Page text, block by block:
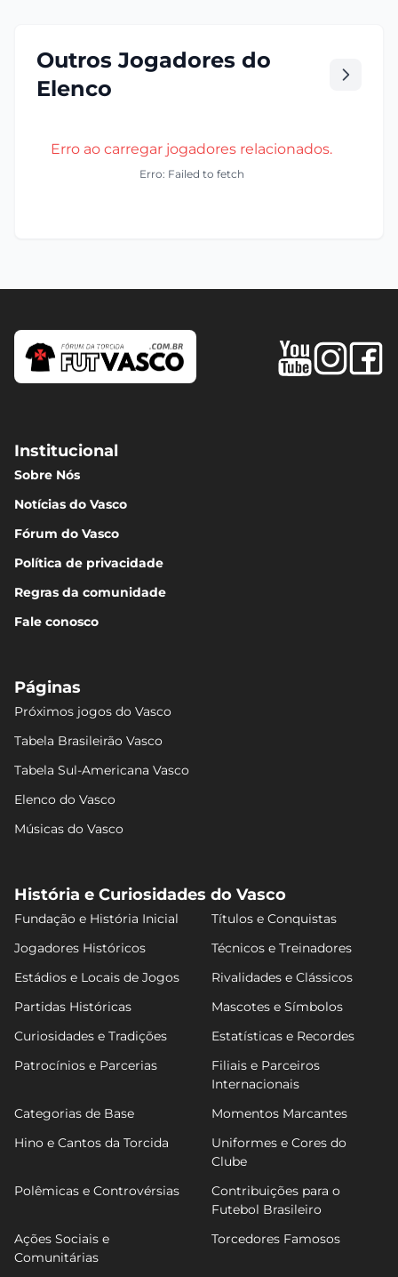
Outros Jogadores do
Elenco
Erro ao carregar jogadores relacionados.
Erro: Failed to fetch
Institucional
Sobre Nós
Notícias do Vasco
Fórum do Vasco
Política de privacidade
Regras da comunidade
Fale conosco
Páginas
Próximos jogos do Vasco
Tabela Brasileirão Vasco
Tabela Sul-Americana Vasco
Elenco do Vasco
Músicas do Vasco
História e Curiosidades do Vasco
Fundação e História Inicial
Títulos e Conquistas
Jogadores Históricos
Técnicos e Treinadores
Estádios e Locais de Jogos
Rivalidades e Clássicos
Partidas Históricas
Mascotes e Símbolos
Curiosidades e Tradições
Estatísticas e Recordes
Patrocínios e Parcerias
Filiais e Parceiros
Internacionais
Categorias de Base
Momentos Marcantes
Hino e Cantos da Torcida
Uniformes e Cores do
Clube
Polêmicas e Controvérsias
Contribuições para o
Futebol Brasileiro
Ações Sociais e
Comunitárias
Torcedores Famosos